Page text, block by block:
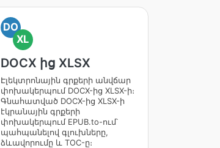
DO
XL
DOCX ից XLSX
Էլեկտրոնային գրքերի անվճար
փոխակերպում DOCX-ից XLSX-ի։
Գնահատված DOCX-ից XLSX-ի
էկրանային գրքերի
փոխակերպում EPUB.to-ում՝
պահպանելով գլուխները,
ձևավորումը և TOC-ը։